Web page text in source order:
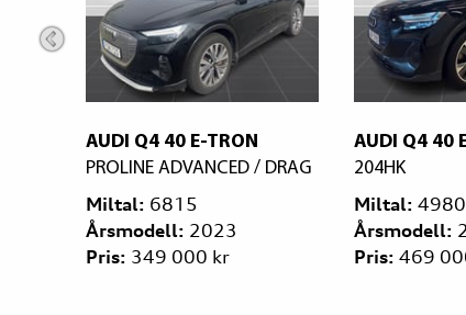
40 E-TRON
ADVANCED / DRAG
AUDI Q4 40 E-TRONS-LINE
204HK
Årsmodell:
Pris: